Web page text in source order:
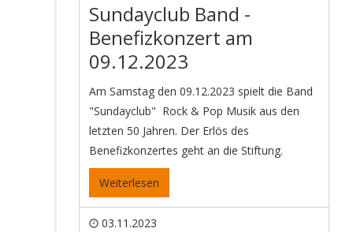
Sundayclub Band -
Benefizkonzert am
09.12.2023
Am Samstag den 09.12.2023 spielt die Band
"Sundayclub" Rock & Pop Musik aus den
letzten 50 Jahren. Der Erlös des
Benefizkonzertes geht an die Stiftung.
Weiterlesen
03.11.2023